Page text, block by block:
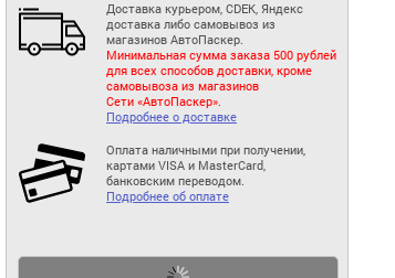
Доставка курьером, CDEK, Яндекс
доставка либо самовывоз из
магазинов АвтоПаскер.
Минимальная сумма заказа 500 рублей
для всех способов доставки, кроме
самовывоза из магазинов
Сети «АвтоПаскер».
Подробнее о доставке
Оплата наличными при получении,
картами VISA и MasterCard,
банковским переводом.
Подробнее об оплате